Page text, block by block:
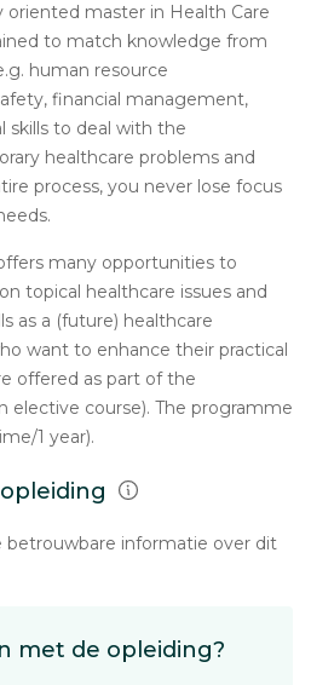
oriented master in Health Care
to match knowledge from
human resource
financial management,
skills to deal with the
healthcare problems and
process, you never lose focus
many opportunities to
topical healthcare issues and
as a (future) healthcare
want to enhance their practical
offered as part of the
elective course). The programme
1 year).
betrouwbare informatie over dit
met de opleiding?